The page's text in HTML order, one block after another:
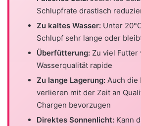
Schlupfrate drastisch
Zu kaltes Wasser: Unter
Schlupf sehr lange oder
Überfütterung: Zu viel
Wasserqualität rapide
Zu lange Lagerung: Auch die
verlieren mit der Zeit an
Chargen bevorzugen
Direktes Sonnenlicht: Kann